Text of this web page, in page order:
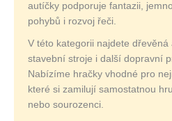
autíčky podporuje fantazii,
pohybů i rozvoj řeči.
V této kategorii najdete dřevěná
stavební stroje i další dopravní
Nabízíme hračky vhodné pro
které si zamilují samostatnou
nebo sourozenci.